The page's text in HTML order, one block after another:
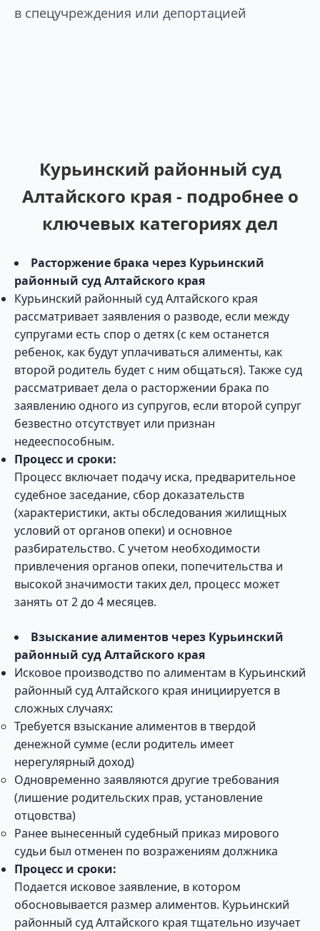
в спецучреждения или депортацией
Курьинский районный суд
Алтайского края - подробнее о
ключевых категориях дел
Расторжение брака через Курьинский
районный суд Алтайского края
Курьинский районный суд Алтайского края
рассматривает заявления о разводе, если между
супругами есть спор о детях (с кем останется
ребенок, как будут уплачиваться алименты, как
второй родитель будет с ним общаться). Также суд
рассматривает дела о расторжении брака по
заявлению одного из супругов, если второй супруг
безвестно отсутствует или признан
недееспособным.
Процесс и сроки:
Процесс включает подачу иска, предварительное
судебное заседание, сбор доказательств
(характеристики, акты обследования жилищных
условий от органов опеки) и основное
разбирательство. С учетом необходимости
привлечения органов опеки, попечительства и
высокой значимости таких дел, процесс может
занять от 2 до 4 месяцев.
Взыскание алиментов через Курьинский
районный суд Алтайского края
Исковое производство по алиментам в Курьинский
районный суд Алтайского края инициируется в
сложных случаях:
Требуется взыскание алиментов в твердой
денежной сумме (если родитель имеет
нерегулярный доход)
Одновременно заявляются другие требования
(лишение родительских прав, установление
отцовства)
Ранее вынесенный судебный приказ мирового
судьи был отменен по возражениям должника
Процесс и сроки:
Подается исковое заявление, в котором
обосновывается размер алиментов. Курьинский
районный суд Алтайского края тщательно изучает